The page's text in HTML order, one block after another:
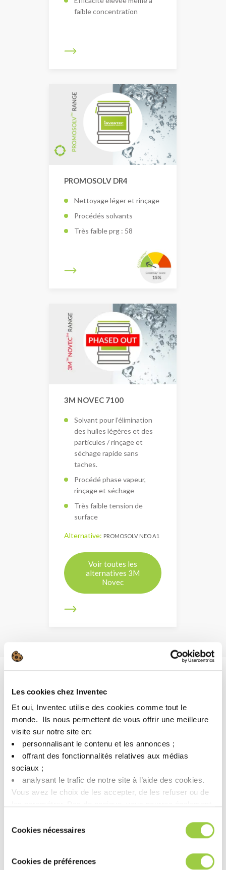
Les cookies chez Inventec
Et oui, Inventec utilise des cookies comme tout le
monde. ​ Ils nous permettent de vous offrir une meilleure
visite sur notre site en:​
personnalisant le contenu et les annonces ;​
offrant des fonctionnalités relatives aux médias
sociaux ; ​
analysant le trafic de notre site à l’aide des cookies.​
Vous avez le choix de les accepter, de les refuser ou de
cookies.​ ​ ​
duCookies nécessaires
Cookies de préférences
faible concentration
PROMOSOLV DR4
Nettoyage léger et rinçage
Procédés solvants
Très faible prg : 58
3M NOVEC 7100
Solvant pour l’élimination
des huiles légères et des
particules / rinçage et
séchage rapide sans
taches.
Procédé phase vapeur,
rinçage et séchage
Très faible tension de
surface
Alternative: PROMOSOLV NEO A1
Voir toutes les
alternatives 3M
Novec
Découvrez notre nettoyant
certifié pour équipements
en contact avec l’oxygène !